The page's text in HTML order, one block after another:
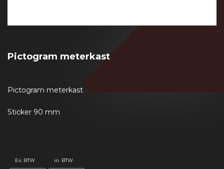
Pictogram meterkast
Pictogram meterkast
Sticker 90 mm
Ex. BTW in. BTW